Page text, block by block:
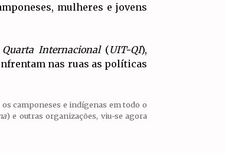
mulheres e jovens
Internacional(UIT-QI),
nas ruas as políticas
camponeses e indígenas em todo o
) e outras organizações, viu-se agora